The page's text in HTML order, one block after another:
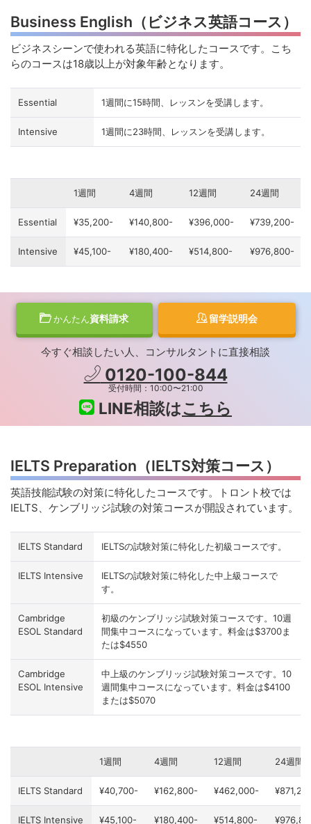
Business English（ビジネス英語コース）
ビジネスシーンで使われる英語に特化したコースです。こち
らのコースは18歳以上が対象年齢となります。
Essential 1週間に15時間、レッスンを受講します。
Intensive 1週間に23時間、レッスンを受講します。
1週間 4週間 12週間 24週間
Essential ¥35,200- ¥140,800- ¥396,000- ¥739,200-
Intensive ¥45,100- ¥180,400- ¥514,800- ¥976,800-
かんたん資料請求 留学説明会
今すぐ相談したい人、コンサルタントに直接相談
0120-100-844
受付時間：10:00〜21:00
LINE相談はこちら
IELTS Preparation（IELTS対策コース）
英語技能試験の対策に特化したコースです。トロント校では
IELTS、ケンブリッジ試験の対策コースが開設されています。
IELTS Standard IELTSの試験対策に特化した初級コースです。
IELTS Intensive
IELTSの試験対策に特化した中上級コースで
す。
Cambridge
ESOL Standard
初級のケンブリッジ試験対策コースです。10週
間集中コースになっています。料金は$3700ま
たは$4550
Cambridge
ESOL Intensive
中上級のケンブリッジ試験対策コースです。10
週間集中コースになっています。料金は$4100
または$5070
1週間 4週間 12週間 24週間
IELTS Standard ¥40,700- ¥162,800- ¥462,000-
IELTS Intensive ¥45,100- ¥180,400- ¥514,800-